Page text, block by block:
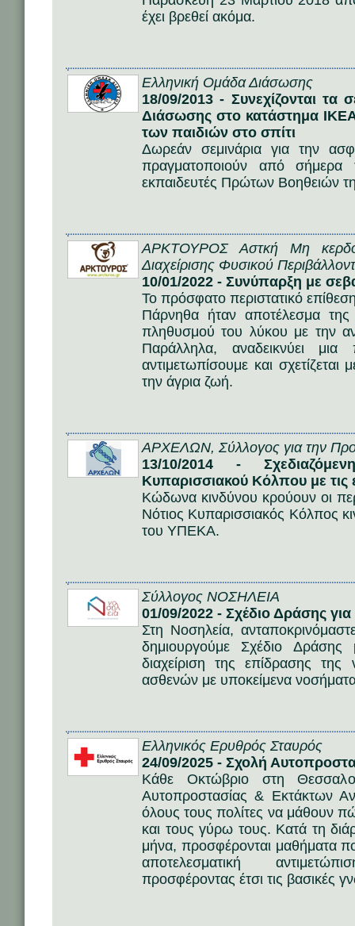
έχει βρεθεί ακόμα.
Ελληνική Ομάδα Διάσωσης
18/09/2013 - Συνεχίζονται τα
Διάσωσης στο κατάστημα
των παιδιών στο σπίτι
Δωρεάν σεμινάρια για την
πραγματοποιούν από
εκπαιδευτές Πρώτων Βοηθειών
ΑΡΚΤΟΥΡΟΣ Αστκή Μη
Διαχείρισης Φυσικού
10/01/2022 - Συνύπαρξη με
Το πρόσφατο περιστατικό
Πάρνηθα ήταν αποτέλεσμα της
πληθυσμού του λύκου με την
Παράλληλα, αναδεικνύει
αντιμετωπίσουμε και
την άγρια ζωή.
ΑΡΧΕΛΩΝ, Σύλλογος για την
13/10/2014 -
Κυπαρισσιακού Κόλπου με
Κώδωνα κινδύνου κρούουν οι
Νότιος Κυπαρισσιακός Κόλπος
του ΥΠΕΚΑ.
Σύλλογος ΝΟΣΗΛΕΙΑ
01/09/2022 - Σχέδιο Δράσης
Στη Νοσηλεία,
δημιουργούμε Σχέδιο
διαχείριση της επίδρασης
ασθενών με υποκείμενα
Ελληνικός Ερυθρός Σταυρός
24/09/2025 - Σχολή
Κάθε Οκτώβριο στη
Αυτοπροστασίας & Εκτάκτων
όλους τους πολίτες να μάθουν
και τους γύρω τους. Κατά τη
μήνα, προσφέρονται μαθήματα
αποτελεσματική
προσφέροντας έτσι τις βασικές